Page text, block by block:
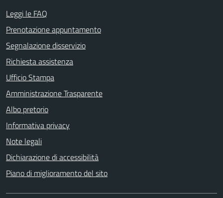
Leggi le FAQ
Prenotazione appuntamento
Segnalazione disservizio
Richiesta assistenza
Ufficio Stampa
Amministrazione Trasparente
Albo pretorio
Informativa privacy
Note legali
Dichiarazione di accessibilità
Piano di miglioramento del sito